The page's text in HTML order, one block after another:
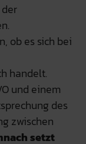
ob es sich bei
handelt.
und einem
des
zwischen
setzt